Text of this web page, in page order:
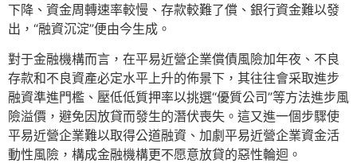
下降、資金周轉速率較慢、存款較難了償、銀行資金難以發
出，“融資沉淀”便由今生成。
對于金融機構而言，在平易近營企業償債風險加年夜、不良
存款和不良資產必定水平上升的佈景下，其往往會采取進步
融資準進門檻、壓低低質押率以挑選“優質公司”等方法進步風
險溢價，避免因放貸而發生的潛伏喪失。這又進一個步驟使
平易近營企業難以取得公道融資、加劇平易近營企業資金活
動性風險，構成金融機構更不愿意放貸的惡性輪迴。